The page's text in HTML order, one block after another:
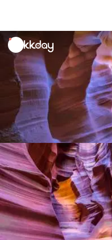
unread
notifications